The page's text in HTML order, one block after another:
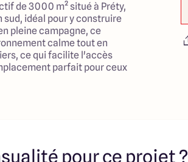
de 3000 m² situé à Préty,
idéal pour y construire
pleine campagne, ce
calme tout en
ce qui facilite l'accès
parfait pour ceux
vie paisible et agréable,
une maison selon vos
et réalisations ARLOGISpour ce projet ?